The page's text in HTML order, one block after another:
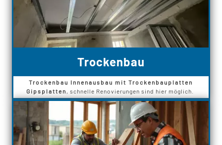
Trockenbau
Trockenbau Innenausbau mit Trockenbauplatten
Gipsplatten , schnelle Renovierungen sind hier möglich.